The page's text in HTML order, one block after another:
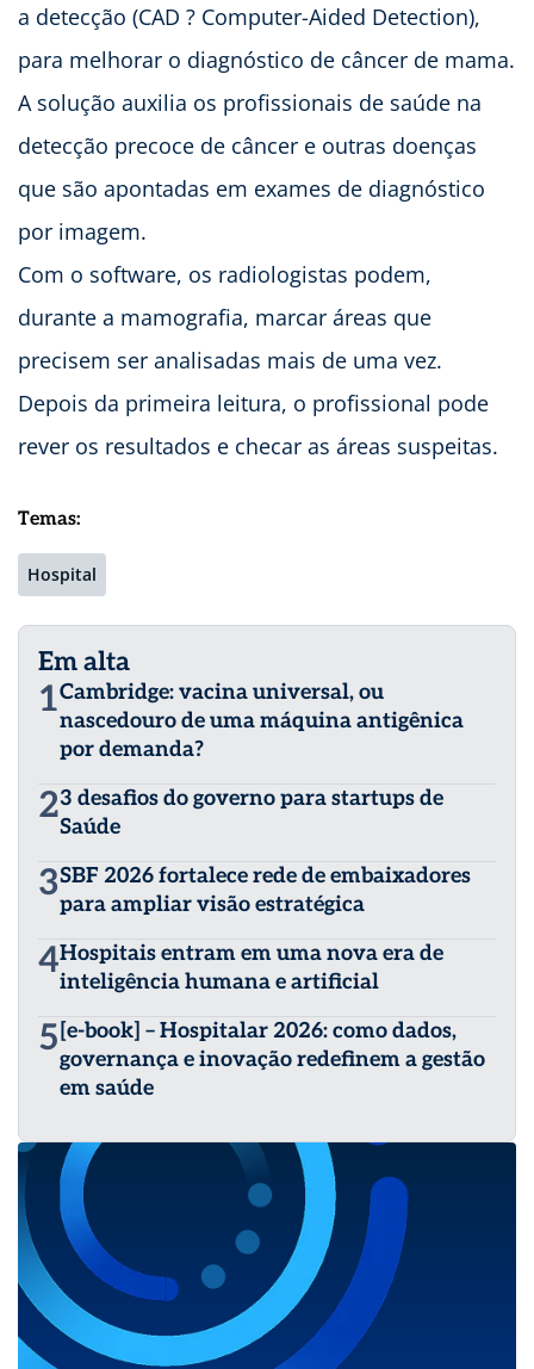
a detecção (CAD ? Computer-Aided Detection),
para melhorar o diagnóstico de câncer de mama.
A solução auxilia os profissionais de saúde na
detecção precoce de câncer e outras doenças
que são apontadas em exames de diagnóstico
por imagem.
Com o software, os radiologistas podem,
durante a mamografia, marcar áreas que
precisem ser analisadas mais de uma vez.
Depois da primeira leitura, o profissional pode
rever os resultados e checar as áreas suspeitas.
Temas:
Hospital
Em alta
1Cambridge: vacina universal, ou
nascedouro de uma máquina antigênica
por demanda?
23 desafios do governo para startups de
Saúde
3SBF 2026 fortalece rede de embaixadores
para ampliar visão estratégica
4Hospitais entram em uma nova era de
inteligência humana e artificial
5 [e-book] – Hospitalar 2026: como dados,
governança e inovação redefinem a gestão
em saúde